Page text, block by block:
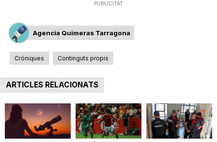
PUBLICITAT
Agencia Quimeras Tarragona
Cròniques Continguts propis
ARTICLES RELACIONATS